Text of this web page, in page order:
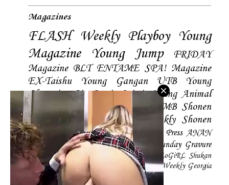
Magazines
FLASH Weekly Playboy Young
Magazine
Young Jump
FRIDAY
Magazine BLT ENTAME SPA! Magazine
EX-Taishu
Young Gangan UTB
Young
Champion Big Comic Spirtis Young Animal
Shonen Magazine
BUBKA BOMB Shonen
Champion
Manga Action
Weekly Shonen
Sunday
Photobooks BRODY Hustle Press ANAN
Magazine
SMART Magazine Young Sunday Gravure
The Television
CD&DL My Girl Daily LoGiRL Shukan
Taishu Girls! Magazine Soccer Game King Weekly Georgia
Sunday Magazine Mery Magazine